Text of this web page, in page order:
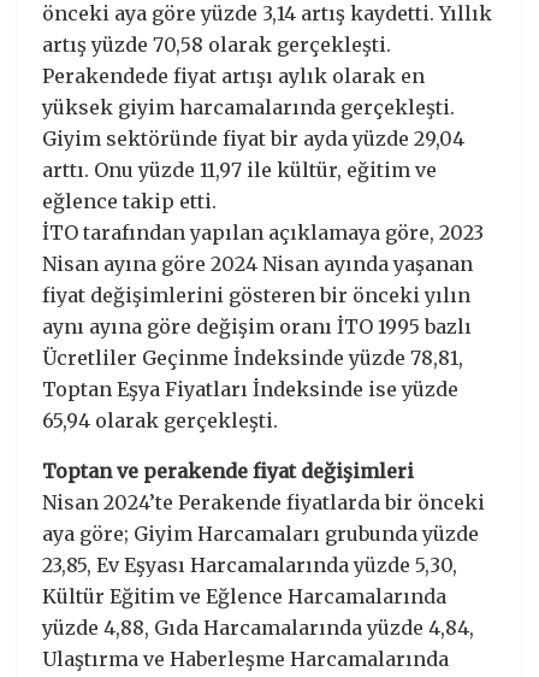
önceki aya göre yüzde 3,14 artış kaydetti. Yıllık
artış yüzde 70,58 olarak gerçekleşti.
Perakendede fiyat artışı aylık olarak en
yüksek giyim harcamalarında gerçekleşti.
Giyim sektöründe fiyat bir ayda yüzde 29,04
arttı. Onu yüzde 11,97 ile kültür, eğitim ve
eğlence takip etti.
İTO tarafından yapılan açıklamaya göre, 2023
Nisan ayına göre 2024 Nisan ayında yaşanan
fiyat değişimlerini gösteren bir önceki yılın
aynı ayına göre değişim oranı İTO 1995 bazlı
Ücretliler Geçinme İndeksinde yüzde 78,81,
Toptan Eşya Fiyatları İndeksinde ise yüzde
65,94 olarak gerçekleşti.
Toptan ve perakende fiyat değişimleri
Nisan 2024’te Perakende fiyatlarda bir önceki
aya göre; Giyim Harcamaları grubunda yüzde
23,85, Ev Eşyası Harcamalarında yüzde 5,30,
Kültür Eğitim ve Eğlence Harcamalarında
yüzde 4,88, Gıda Harcamalarında yüzde 4,84,
Ulaştırma ve Haberleşme Harcamalarında